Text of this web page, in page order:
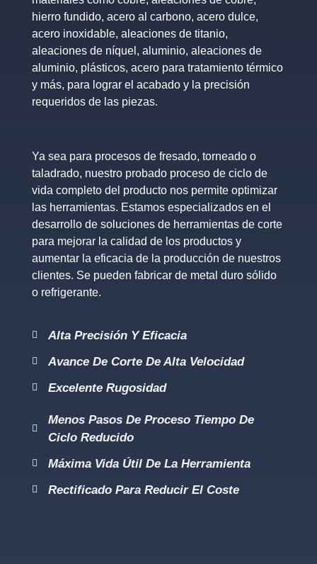
hierro fundido, acero al carbono, acero dulce,
acero inoxidable, aleaciones de titanio,
aleaciones de níquel, aluminio, aleaciones de
aluminio, plásticos, acero para tratamiento térmico
y más, para lograr el acabado y la precisión
requeridos de las piezas.
Ya sea para procesos de fresado, torneado o
taladrado, nuestro probado proceso de ciclo de
vida completo del producto nos permite optimizar
las herramientas. Estamos especializados en el
desarrollo de soluciones de herramientas de corte
para mejorar la calidad de los productos y
aumentar la eficacia de la producción de nuestros
clientes. Se pueden fabricar de metal duro sólido
o refrigerante.
Alta Precisión Y Eficacia
Avance De Corte De Alta Velocidad
Excelente Rugosidad
Menos Pasos De Proceso Tiempo De
Ciclo Reducido
Máxima Vida Útil De La Herramienta
Rectificado Para Reducir El Coste